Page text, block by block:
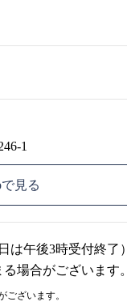
1
見る
は午後3時受付終了）
場合がございます。
ざいます。